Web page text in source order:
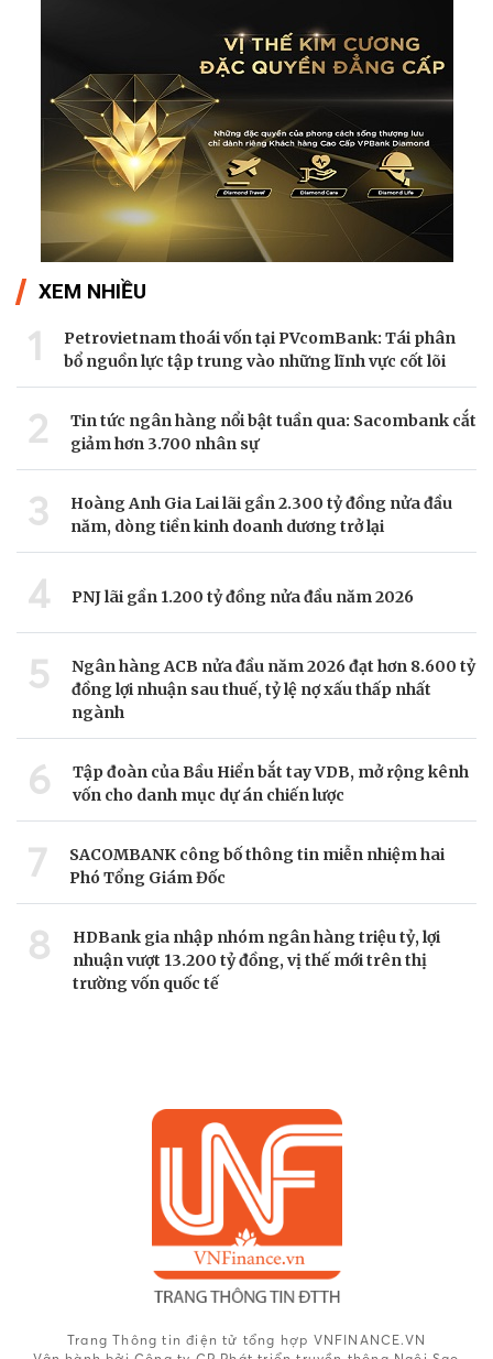
XEM NHIỀU
1
Petrovietnam thoái vốn tại PVcomBank: Tái phân
bổ nguồn lực tập trung vào những lĩnh vực cốt lõi
2
Tin tức ngân hàng nổi bật tuần qua: Sacombank cắt
giảm hơn 3.700 nhân sự
3
Hoàng Anh Gia Lai lãi gần 2.300 tỷ đồng nửa đầu
năm, dòng tiền kinh doanh dương trở lại
4 PNJ lãi gần 1.200 tỷ đồng nửa đầu năm 2026
5
Ngân hàng ACB nửa đầu năm 2026 đạt hơn 8.600 tỷ
đồng lợi nhuận sau thuế, tỷ lệ nợ xấu thấp nhất
ngành
6
Tập đoàn của Bầu Hiển bắt tay VDB, mở rộng kênh
vốn cho danh mục dự án chiến lược
7
SACOMBANK công bố thông tin miễn nhiệm hai
Phó Tổng Giám Đốc
8
HDBank gia nhập nhóm ngân hàng triệu tỷ, lợi
nhuận vượt 13.200 tỷ đồng, vị thế mới trên thị
trường vốn quốc tế
Trang Thông tin điện tử tổng hợp VNFINANCE.VN